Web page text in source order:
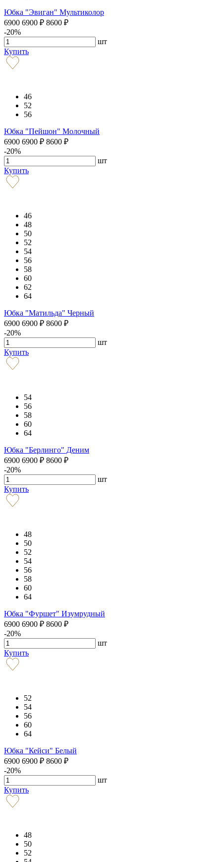
Юбка "Эвиган" Мультиколор
6900 6900 ₽ 8600 ₽
-20%
шт
Купить
46
52
56
Юбка "Пейшон" Молочный
6900 6900 ₽ 8600 ₽
-20%
шт
Купить
46
48
50
52
54
56
58
60
62
64
Юбка "Матильда" Черный
6900 6900 ₽ 8600 ₽
-20%
шт
Купить
54
56
58
60
64
Юбка "Берлинго" Деним
6900 6900 ₽ 8600 ₽
-20%
шт
Купить
48
50
52
54
56
58
60
64
Юбка "Фуршет" Изумрудный
6900 6900 ₽ 8600 ₽
-20%
шт
Купить
52
54
56
60
64
Юбка "Кейси" Белый
6900 6900 ₽ 8600 ₽
-20%
шт
Купить
48
50
52